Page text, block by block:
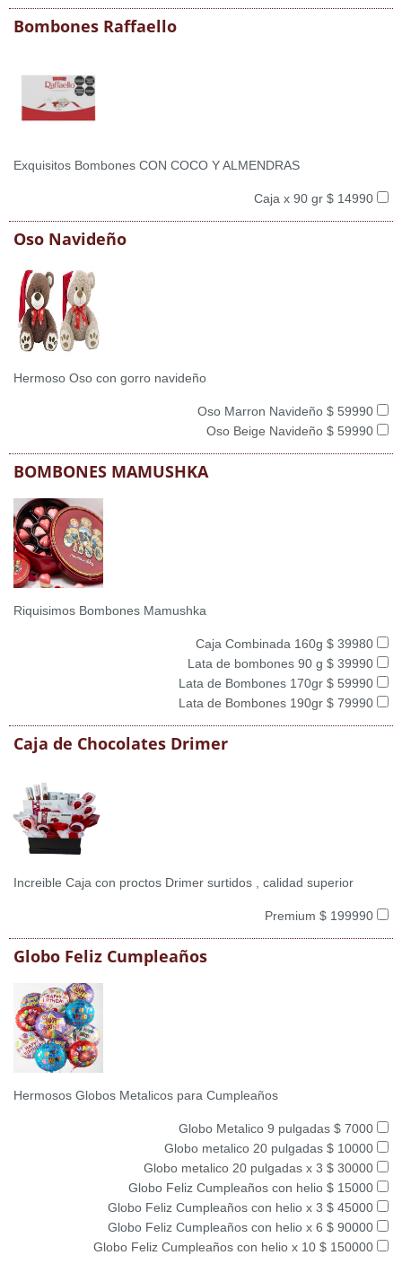
Bombones Raffaello
Exquisitos Bombones CON COCO Y ALMENDRAS
Caja x 90 gr $ 14990
Oso Navideño
Hermoso Oso con gorro navideño
Oso Marron Navideño $ 59990
Oso Beige Navideño $ 59990
BOMBONES MAMUSHKA
Riquisimos Bombones Mamushka
Caja Combinada 160g $ 39980
Lata de bombones 90 g $ 39990
Lata de Bombones 170gr $ 59990
Lata de Bombones 190gr $ 79990
Caja de Chocolates Drimer
Increible Caja con proctos Drimer surtidos , calidad superior
Premium $ 199990
Globo Feliz Cumpleaños
Hermosos Globos Metalicos para Cumpleaños
Globo Metalico 9 pulgadas $ 7000
Globo metalico 20 pulgadas $ 10000
Globo metalico 20 pulgadas x 3 $ 30000
Globo Feliz Cumpleaños con helio $ 15000
Globo Feliz Cumpleaños con helio x 3 $ 45000
Globo Feliz Cumpleaños con helio x 6 $ 90000
Globo Feliz Cumpleaños con helio x 10 $ 150000